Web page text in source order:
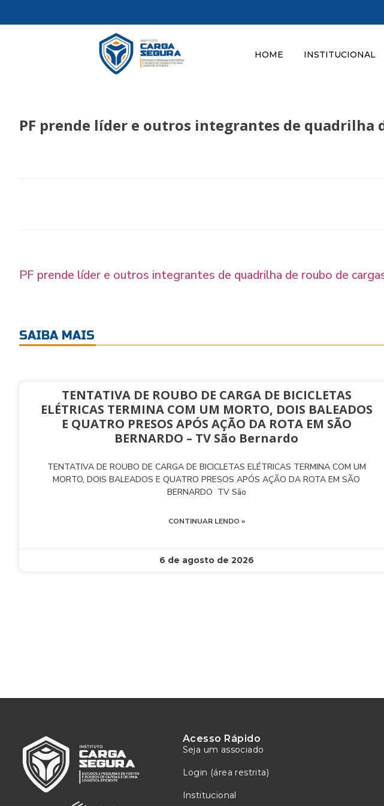
HOME INSTITUCIONAL
PF prende líder e outros integrantes de quadrilha
PF prende líder e outros integrantes de quadrilha de roubo de
SAIBA MAIS
TENTATIVA DE ROUBO DE CARGA DE BICICLETAS
ELÉTRICAS TERMINA COM UM MORTO, DOIS BALEADOS
E QUATRO PRESOS APÓS AÇÃO DA ROTA EM SÃO
BERNARDO – TV São Bernardo
TENTATIVA DE ROUBO DE CARGA DE BICICLETAS ELÉTRICAS TERMINA COM UM
MORTO, DOIS BALEADOS E QUATRO PRESOS APÓS AÇÃO DA ROTA EM SÃO
BERNARDO TV São
CONTINUAR LENDO »
6 de agosto de 2026
Acesso Rápido
Seja um associado
Login (área restrita)
Institucional